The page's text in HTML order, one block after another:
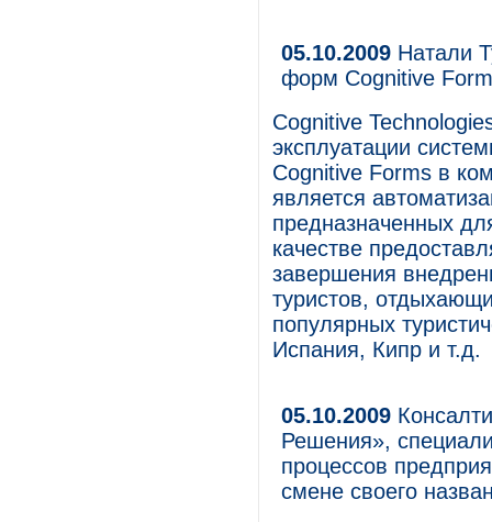
05.10.2009 Натали
форм Cognitive
Cognitive
эксплуатации
Cognitive Forms в
является
предназначенных
качестве
завершения
туристов,
популярных
Испания, Кипр и т.д.
05.10.2009
Решения»,
процессов
смене своего